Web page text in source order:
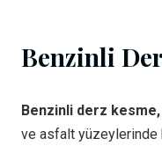
Benzinli
Benzinli derz kesme,
ve asfalt yüzeylerinde